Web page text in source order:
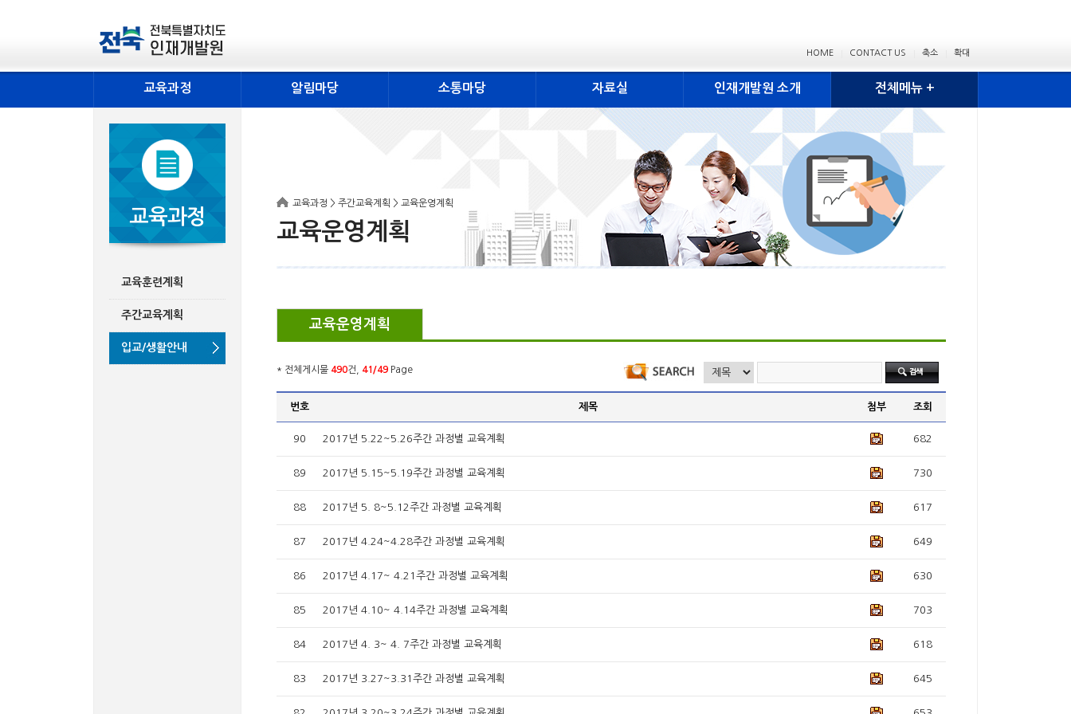
HOME CONTACT US 축소 확대
교육과정 알림마당 소통마당 자료실 인재개발원 소개 전체메뉴 +
교육과정
교육훈련계획
주간교육계획
입교/생활안내
교육과정 > 주간교육계획 > 교육운영계획
교육운영계획
교육운영계획
* 전체게시물 490건, 41/49 Page
번호 제목 첨부 조회
90 2017년 5.22~5.26주간 과정별 교육계획 682
89 2017년 5.15~5.19주간 과정별 교육계획 730
88 2017년 5. 8~5.12주간 과정별 교육계획 617
87 2017년 4.24~4.28주간 과정별 교육계획 649
86 2017년 4.17~ 4.21주간 과정별 교육계획 630
85 2017년 4.10~ 4.14주간 과정별 교육계획 703
84 2017년 4. 3~ 4. 7주간 과정별 교육계획 618
83 2017년 3.27~3.31주간 과정별 교육계획 645